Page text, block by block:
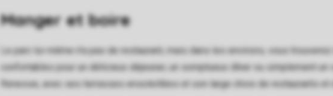
Manger et boire
Le parc lui-même n'a pas de restaurant, mais dans les environs, vous
confortables pour un délicieux déjeuner, un somptueux dîner ou simplement
Renesse, avec ses terrasses ensoleillées et son large choix de restaurants et